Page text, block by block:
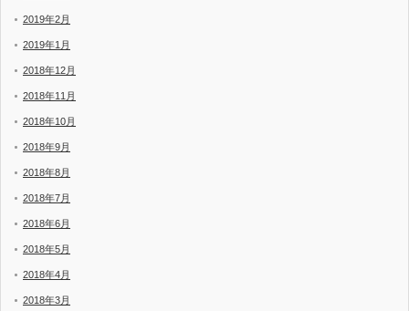
2019年2月
2019年1月
2018年12月
2018年11月
2018年10月
2018年9月
2018年8月
2018年7月
2018年6月
2018年5月
2018年4月
2018年3月